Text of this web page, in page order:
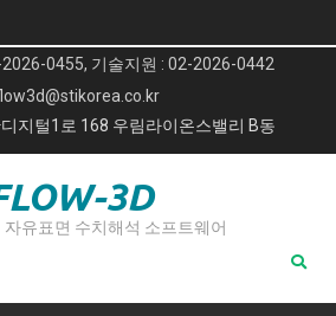
2026-0455, 기술지원 : 02-2026-0442
지털1로 168 우림라이온스밸리 B동
3D
자유표면 수치해석 소프트웨어